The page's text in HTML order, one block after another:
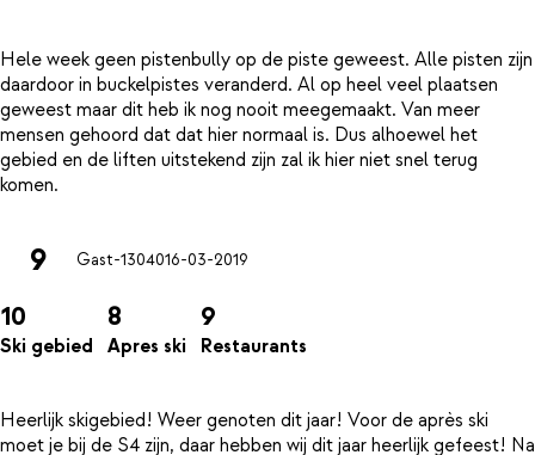
Hele week geen pistenbully op de piste geweest. Alle pisten zijn
daardoor in buckelpistes veranderd. Al op heel veel plaatsen
geweest maar dit heb ik nog nooit meegemaakt. Van meer
mensen gehoord dat dat hier normaal is. Dus alhoewel het
gebied en de liften uitstekend zijn zal ik hier niet snel terug
9 Gast-1304016-03-2019
10
Ski gebied
8
Apres ski
9
Restaurants
Heerlijk skigebied! Weer genoten dit jaar! Voor de après ski
moet je bij de S4 zijn, daar hebben wij dit jaar heerlijk gefeest! Na